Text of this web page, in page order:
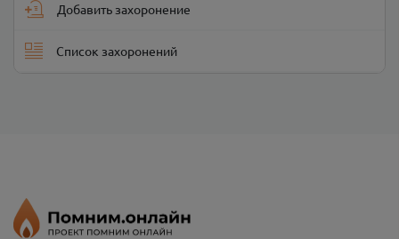
Добавить захоронение
Список захоронений